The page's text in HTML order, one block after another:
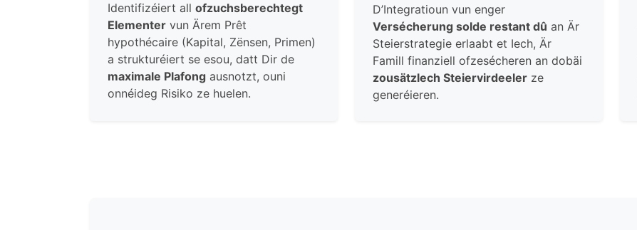
Identifizéiert all ofzuchsberechtegt
Elementer vun Ärem Prêt
hypothécaire (Kapital, Zënsen, Primen)
a strukturéiert se esou, datt Dir de
maximale Plafong ausnotzt, ouni
onnéideg Risiko ze huelen.
D’Integratioun vun enger
Versécherung solde restant dû an Är
Steierstrategie erlaabt et Iech, Är
Famill finanziell ofzesécheren an dobäi
zousätzlech Steiervirdeeler ze
generéieren.